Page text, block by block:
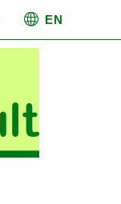
EN